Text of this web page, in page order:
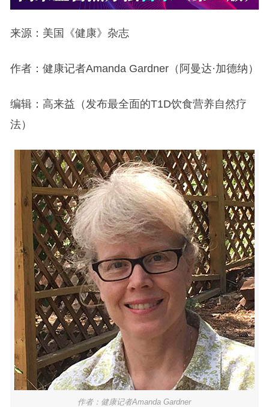
来源：美国《健康》杂志
作者：健康记者Amanda Gardner（阿曼达·加德纳）
编辑：高来益（发布最全面的T1D饮食营养自然疗
法）
作者：健康记者Amanda Gardner